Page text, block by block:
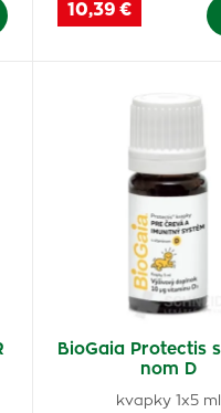
10,39 €
BioGaia Protectis
nom D
kvapky 1x5 ml